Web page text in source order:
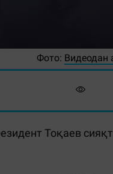
Фото: Видеодан
Тоқаев